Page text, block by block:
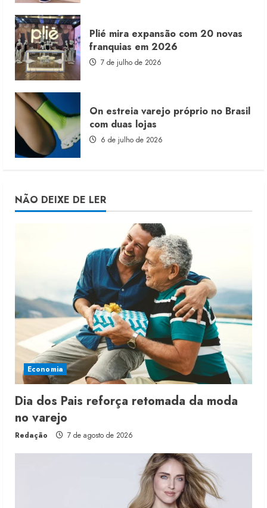
Plié mira expansão com 20 novas
franquias em 2026
7 de julho de 2026
On estreia varejo próprio no Brasil
com duas lojas
6 de julho de 2026
NÃO DEIXE DE LER
Economia
Dia dos Pais reforça retomada da moda
no varejo
Redação 7 de agosto de 2026